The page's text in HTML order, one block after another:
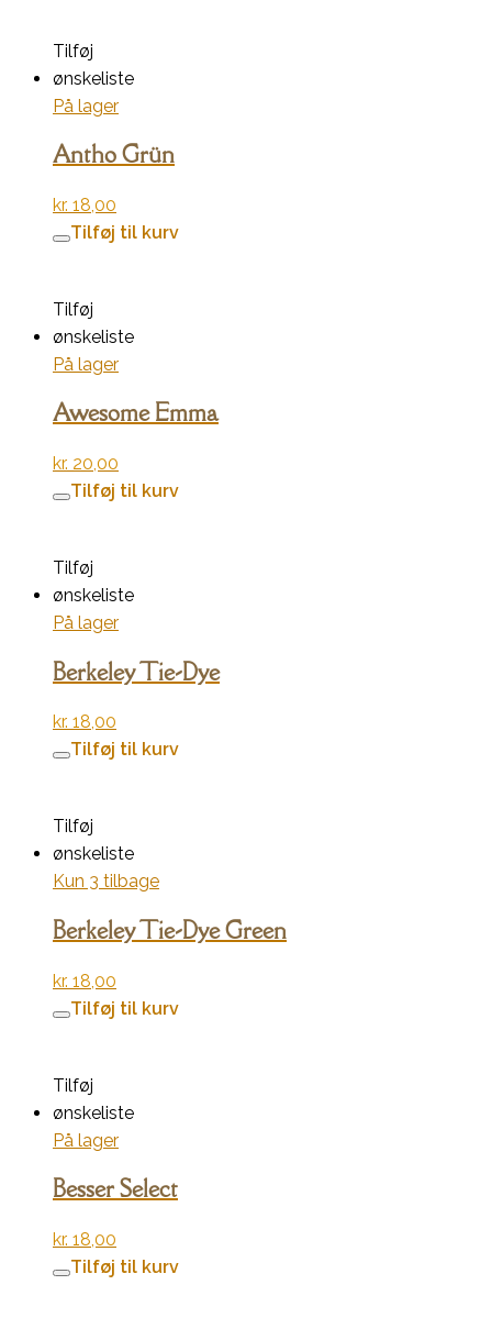
Tilføj
ønskeliste
På lager
Antho Grün
kr. 18,00
Tilføj til kurv
Tilføj
ønskeliste
På lager
Awesome Emma
kr. 20,00
Tilføj til kurv
Tilføj
ønskeliste
På lager
Berkeley Tie-Dye
kr. 18,00
Tilføj til kurv
Tilføj
ønskeliste
Kun 3 tilbage
Berkeley Tie-Dye Green
kr. 18,00
Tilføj til kurv
Tilføj
ønskeliste
På lager
Besser Select
kr. 18,00
Tilføj til kurv